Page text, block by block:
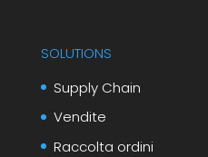
SOLUTIONS
Supply Chain
Vendite
Raccolta ordini